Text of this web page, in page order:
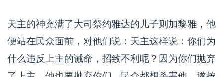
天主的神充满了大司祭约雅达的儿子则加黎雅，他
便站在民众面前，对他们说：天主这样说：你们为
什么违反上主的诫命，招致不利呢？因为你们抛弃